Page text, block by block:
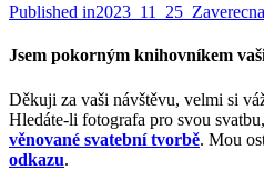
Navigace
pro
Published in
Jsem pokorným knihovníkem
Děkuji za vaši návštěvu, velmi si
Hledáte-li fotografa pro svou
věnované svatební tvorbě. Mou
odkazu.